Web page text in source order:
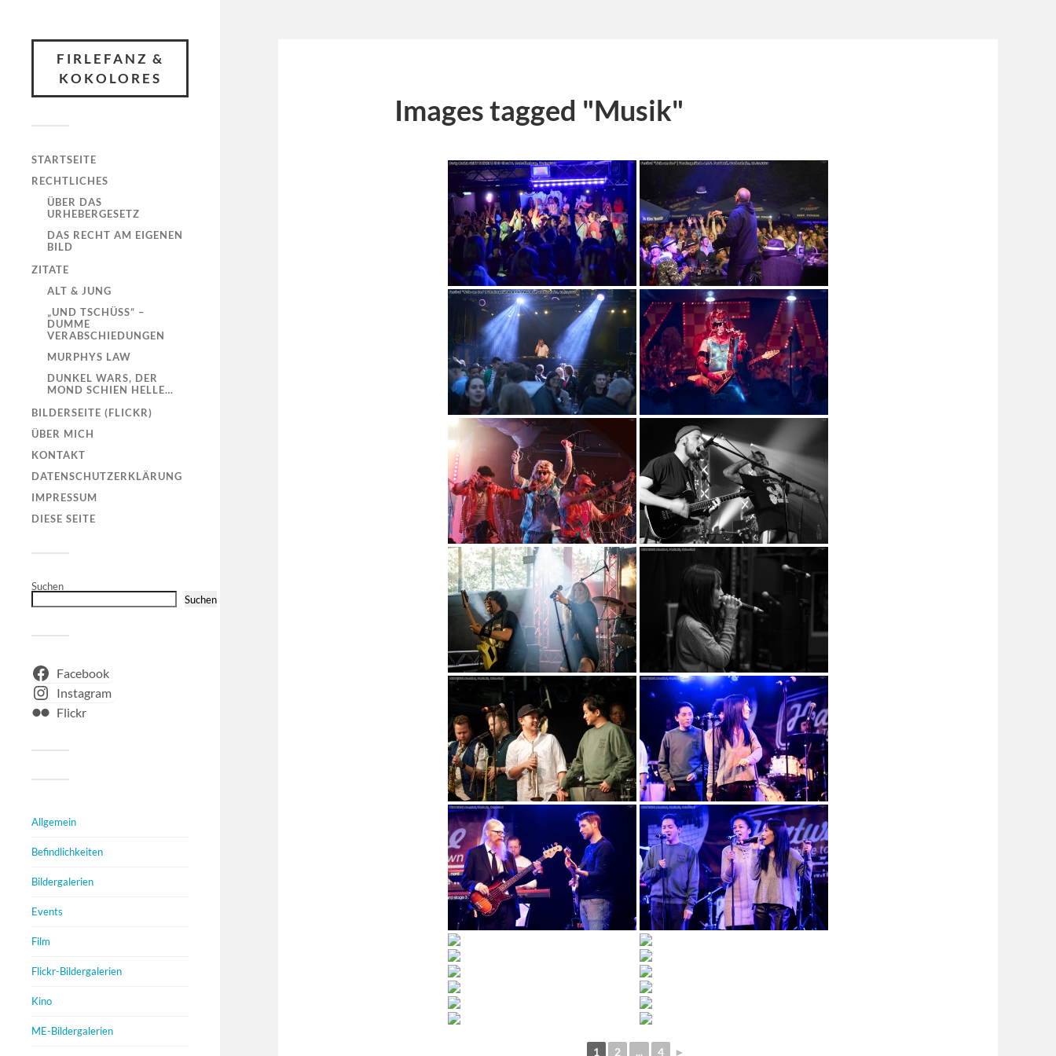
FIRLEFANZ &
KOKOLORES
STARTSEITE
RECHTLICHES
ÜBER DAS
URHEBERGESETZ
DAS RECHT AM EIGENEN
BILD
ZITATE
ALT & JUNG
„UND TSCHÜSS“ –
DUMME
VERABSCHIEDUNGEN
MURPHYS LAW
DUNKEL WARS, DER
MOND SCHIEN HELLE…
BILDERSEITE (FLICKR)
ÜBER MICH
KONTAKT
DATENSCHUTZERKLÄRUNG
IMPRESSUM
DIESE SEITE
Suchen
Suchen
Facebook
Instagram
Flickr
Allgemein
Befindlichkeiten
Bildergalerien
Events
Film
Flickr-Bildergalerien
Kino
ME-Bildergalerien
Images tagged "Musik"
1 2 ... 4 ►